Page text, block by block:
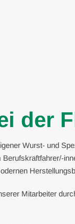
der
Wurst- und
Mitarbeiter